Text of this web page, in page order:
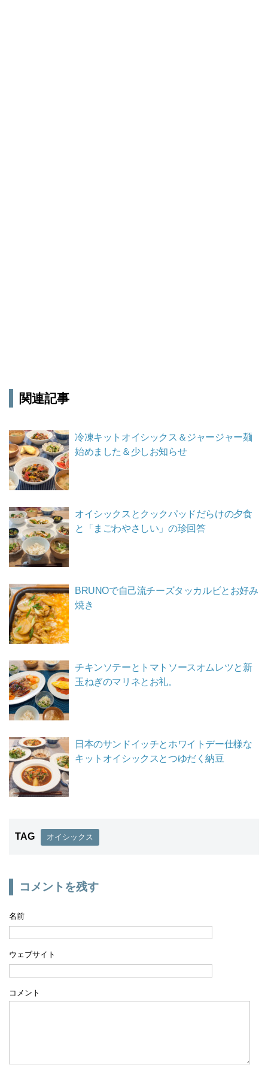
関連記事
冷凍キットオイシックス＆ジャージャー麺
始めました＆少しお知らせ
オイシックスとクックパッドだらけの夕食
と「まごわやさしい」の珍回答
BRUNOで自己流チーズタッカルビとお好み
焼き
チキンソテーとトマトソースオムレツと新
玉ねぎのマリネとお礼。
日本のサンドイッチとホワイトデー仕様な
キットオイシックスとつゆだく納豆
TAG オイシックス
コメントを残す
名前
ウェブサイト
コメント